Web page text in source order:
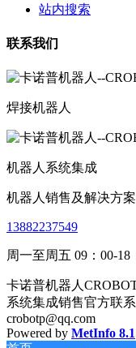
站内搜索
联系我们
焊接机器人
机器人系统集成
机器人销售及解决方案
13882237549
周一至周五 09：00-18
卡诺普机器人
系统集成销售官方联
crobotp@qq.com
Powered by MetInfo 8.1